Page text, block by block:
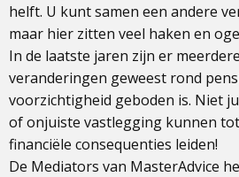
helft. U kunt samen een andere
maar hier zitten veel haken en
In de laatste jaren zijn er
veranderingen geweest rond
voorzichtigheid geboden is. Niet
of onjuiste vastlegging kunnen
financiële consequenties leiden!
De Mediators van MasterAdvice